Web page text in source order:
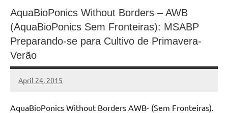
AquaBioPonics Without Borders – AWB
(AquaBioPonics Sem Fronteiras): MSABP
Preparando-se para Cultivo de Primavera-
Verão
April 24, 2015
MyBelo
No
AquaBioPonics Without Borders AWB- (Sem Fronteiras).